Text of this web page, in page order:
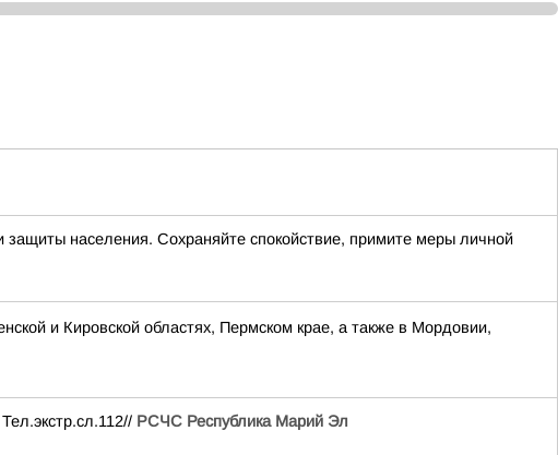
населения. Сохраняйте спокойствие, примите меры личной
и Кировской областях, Пермском крае, а также в Мордовии,
РСЧС Республика Марий Эл